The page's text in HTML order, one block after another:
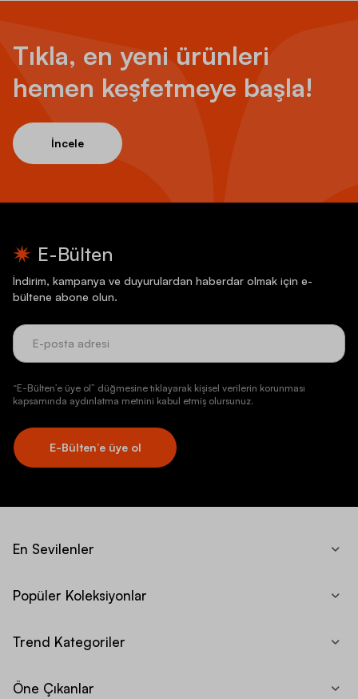
Tıkla, en yeni ürünleri
hemen keşfetmeye başla!
İncele
E-Bülten
İndirim, kampanya ve duyurulardan haberdar olmak için e-
bültene abone olun.
“E-Bülten’e üye ol” düğmesine tıklayarak kişisel verilerin korunması
kapsamında aydınlatma metnini kabul etmiş olursunuz.
E-Bülten’e üye ol
En Sevilenler
Popüler Koleksiyonlar
Trend Kategoriler
Öne Çıkanlar